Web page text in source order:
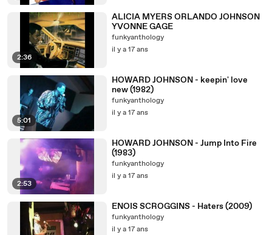
2:36
ALICIA MYERS ORLANDO JOHNSON
YVONNE GAGE
funkyanthology
il y a 17 ans
5:01
HOWARD JOHNSON - keepin' love
new (1982)
funkyanthology
il y a 17 ans
2:53
HOWARD JOHNSON - Jump Into Fire
(1983)
funkyanthology
il y a 17 ans
ENOIS SCROGGINS - Haters (2009)
funkyanthology
il y a 17 ans